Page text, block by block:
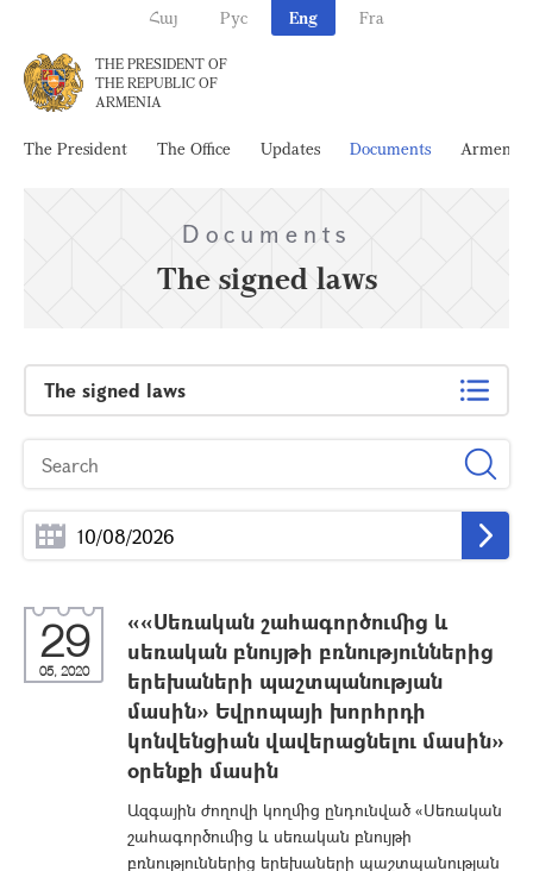
Հայ Рус Eng Fra
THE PRESIDENT OF
THE REPUBLIC OF
ARMENIA
The President The Office Updates Documents Armenia
Documents
The signed laws
The signed laws
29
05, 2020
««Սեռական շահագործումից և
սեռական բնույթի բռնություններից
երեխաների պաշտպանության
մասին» Եվրոպայի խորհրդի
կոնվենցիան վավերացնելու մասին»
օրենքի մասին
Ազգային ժողովի կողմից ընդունված «Սեռական
շահագործումից և սեռական բնույթի
բռնություններից երեխաների պաշտպանության